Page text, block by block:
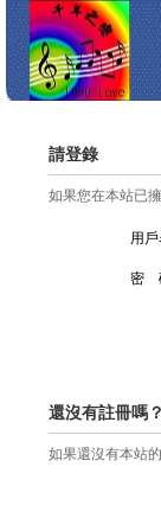
請登錄
如果您在本站已
用戶
密
還沒有註冊嗎？
如果還沒有本站